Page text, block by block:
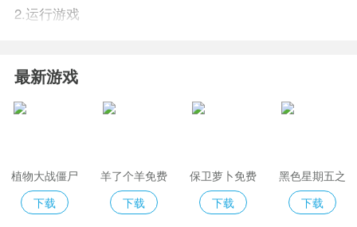
2.运行游戏
最新游戏
植物大战僵尸
2免费版
下载
羊了个羊免费
下载
保卫萝卜免费
版
下载
黑色星期五之
夜indiecross
下载